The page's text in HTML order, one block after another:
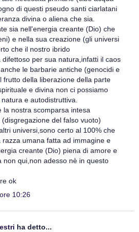
di questi pseudo santi ciarlatani
divina o aliena che sia.
sia nell'energia creante (Dio) che
e nella sua creazione (gli universi
che il nostro ibrido
per sua natura,infatti il caos
le barbarie antiche (genocidi e
frutto della liberazione della parte
e divina non ci possiamo
e autodistruttiva.
la nostra scomparsa intesa
del falso vuoto)
universi,sono certo al 100% che
umana fatta ad immagine e
creante (Dio) piena di amore e
non qui,non adesso nè in questo
ok
10:26
ha detto...